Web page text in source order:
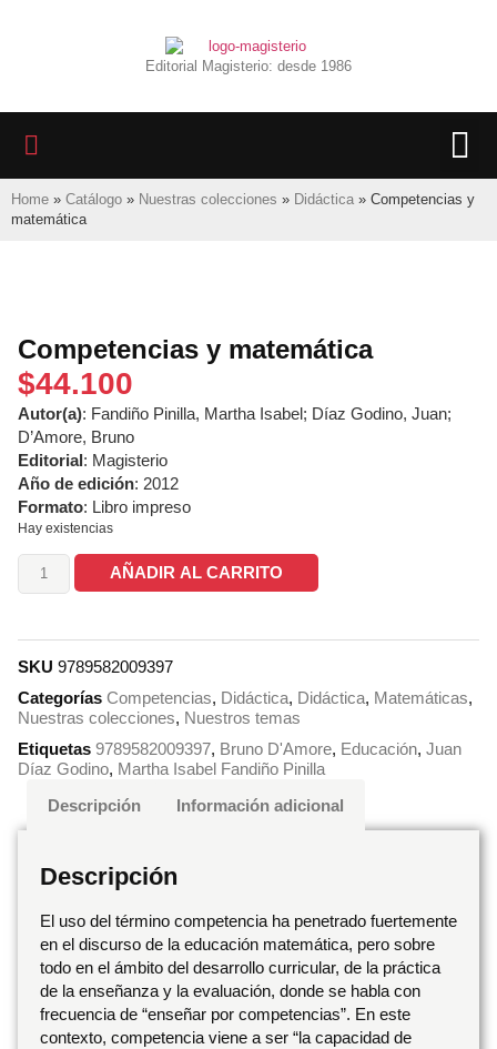
Editorial Magisterio: desde 1986
Home » Catálogo » Nuestras colecciones » Didáctica » Competencias y
matemática
Competencias y matemática
$44.100
Autor(a): Fandiño Pinilla, Martha Isabel; Díaz Godino, Juan;
D’Amore, Bruno
Editorial: Magisterio
Año de edición: 2012
Formato: Libro impreso
Hay existencias
AÑADIR AL CARRITO
SKU 9789582009397
Categorías Competencias, Didáctica, Didáctica, Matemáticas,
Nuestras colecciones, Nuestros temas
Etiquetas 9789582009397, Bruno D'Amore, Educación, Juan
Díaz Godino, Martha Isabel Fandiño Pinilla
Descripción
Información adicional
Descripción
El uso del término competencia ha penetrado fuertemente
en el discurso de la educación matemática, pero sobre
todo en el ámbito del desarrollo curricular, de la práctica
de la enseñanza y la evaluación, donde se habla con
frecuencia de “enseñar por competencias”. En este
contexto, competencia viene a ser “la capacidad de